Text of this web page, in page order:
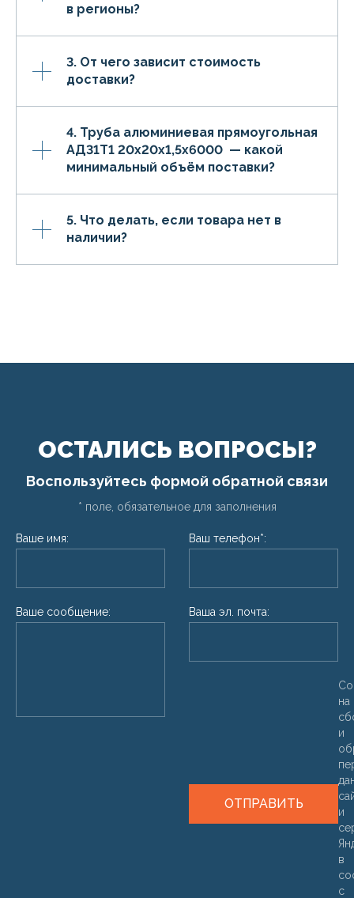
в регионы?
3. От чего зависит стоимость
доставки?
4. Труба алюминиевая прямоугольная
АД31Т1 20х20х1,5х6000 — какой
минимальный объём поставки?
5. Что делать, если товара нет в
наличии?
ОСТАЛИСЬ ВОПРОСЫ?
Воспользуйтесь формой обратной связи
* поле, обязательное для заполнения
Ваше имя:
Ваше сообщение:
Ваш телефон*:
Ваша эл. почта:
ОТПРАВИТЬ
на
и
и
в
с